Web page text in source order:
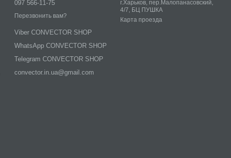
097 566-11-75
Перезвонить вам?
Viber CONVECTOR SHOP
WhatsApp CONVECTOR SHOP
Telegram CONVECTOR SHOP
convector.in.ua@gmail.com
г.Харьков, пер.Малопанасовский,
4/7, БЦ ПУШКА
Карта проезда